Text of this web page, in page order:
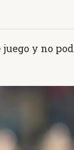
juego y no